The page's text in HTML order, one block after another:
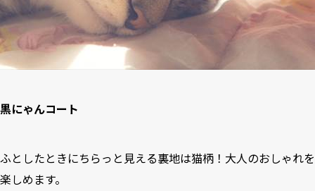
黒にゃんコート
ふとしたときにちらっと見える裏地は猫柄！大人のおしゃれを
楽しめます。